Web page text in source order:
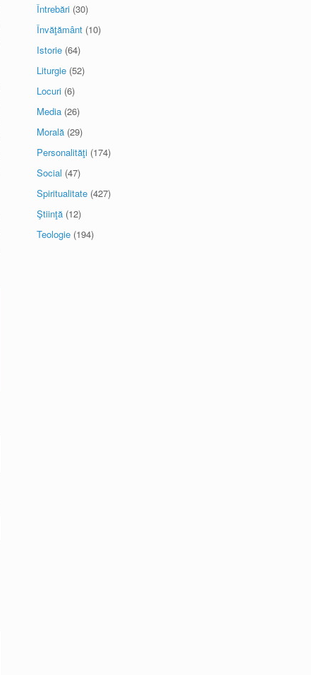
Întrebări (30)
Învăţământ (10)
Istorie (64)
Liturgie (52)
Locuri (6)
Media (26)
Morală (29)
Personalităţi (174)
Social (47)
Spiritualitate (427)
Ştiinţă (12)
Teologie (194)